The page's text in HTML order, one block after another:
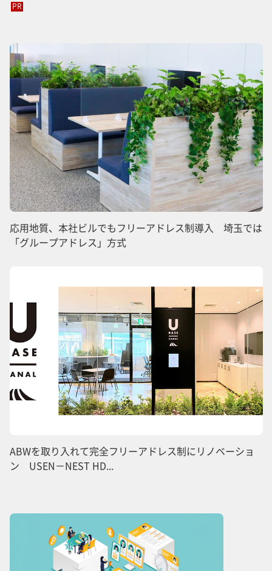
PR
応用地質、本社ビルでもフリーアドレス制導入 埼玉では
「グループアドレス」方式
ABWを取り入れて完全フリーアドレス制にリノベーショ
ン USEN－NEST HD...